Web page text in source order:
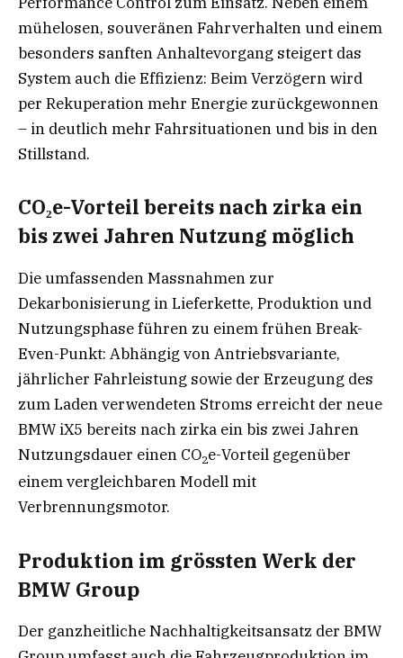
mühelosen, souveränen Fahrverhalten und einem
besonders sanften Anhaltevorgang steigert das
System auch die Effizienz: Beim Verzögern wird
per Rekuperation mehr Energie zurückgewonnen
– in deutlich mehr Fahrsituationen und bis in den
Stillstand.
CO₂e-Vorteil bereits nach zirka ein
bis zwei Jahren Nutzung möglich
Die umfassenden Massnahmen zur
Dekarbonisierung in Lieferkette, Produktion und
Nutzungsphase führen zu einem frühen Break-
Even-Punkt: Abhängig von Antriebsvariante,
jährlicher Fahrleistung sowie der Erzeugung des
zum Laden verwendeten Stroms erreicht der neue
BMW iX5 bereits nach zirka ein bis zwei Jahren
Nutzungsdauer einen CO2e-Vorteil gegenüber
einem vergleichbaren Modell mit
Verbrennungsmotor.
Produktion im grössten Werk der
BMW Group
Der ganzheitliche Nachhaltigkeitsansatz der BMW